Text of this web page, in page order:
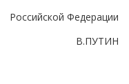
Российской Федерации
В.ПУТИН